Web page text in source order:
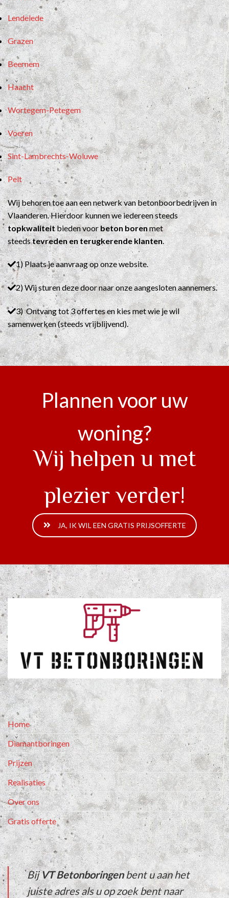
Lendelede
Grazen
Beernem
Haacht
Wortegem-Petegem
Voeren
Sint-Lambrechts-Woluwe
Pelt
Wij behoren toe aan een netwerk van betonboorbedrijven in
Vlaanderen. Hierdoor kunnen we iedereen steeds
topkwaliteitbieden voorbeton borenmet
steedstevreden en terugkerende klanten
1) Plaats je aanvraag op onze website.
2) Wij sturen deze door naar onze aangesloten aannemers.
3) Ontvang tot 3 offertes en kies met wie je wil
samenwerken (steeds vrijblijvend).
Plannen voor uw
woning?
Wij helpen u met
plezier verder!
JA, IK WIL EEN GRATIS PRIJSOFFERTE
Home
Diamantboringen
Prijzen
Realisaties
Over ons
Gratis offerte
BijVT Betonboringenbent u aan het
juiste adres als u op zoek bent naar